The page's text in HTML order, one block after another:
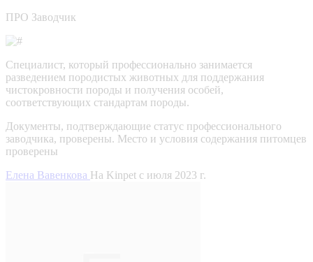
ПРО Заводчик
Специалист, который профессионально занимается
разведением породистых животных для поддержания
чистокровности породы и получения особей,
соответствующих стандартам породы.
Документы, подтверждающие статус профессионального
заводчика, проверены. Место и условия содержания питомцев
проверены
Елена Вавенкова На Kinpet c июля 2023 г.